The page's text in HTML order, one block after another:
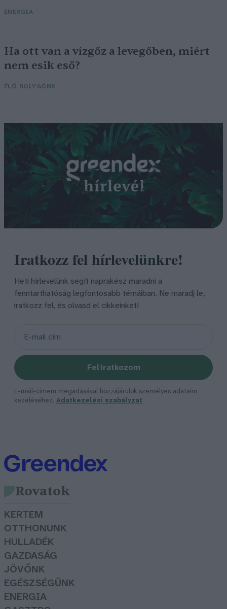
ENERGIA
Ha ott van a vízgőz a levegőben, miért
nem esik eső?
ÉLŐ BOLYGÓNK
Iratkozz fel hírlevelünkre!
Heti hírlevelünk segít naprakész maradni a
fenntarthatóság legfontosabb témáiban. Ne maradj le,
iratkozz fel, és olvasd el cikkeinket!
Feliratkozom
E-mail-címem megadásával hozzájárulok személyes adataim
kezeléséhez. Adatkezelési szabályzat
Rovatok
KERTEM
OTTHONUNK
HULLADÉK
GAZDASÁG
JÖVŐNK
EGÉSZSÉGÜNK
ENERGIA